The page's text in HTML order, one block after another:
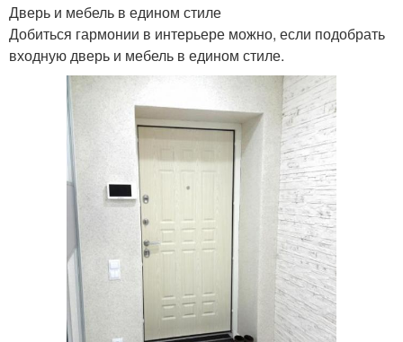
Дверь и мебель в едином стиле
Добиться гармонии в интерьере можно, если подобрать
входную дверь и мебель в едином стиле.